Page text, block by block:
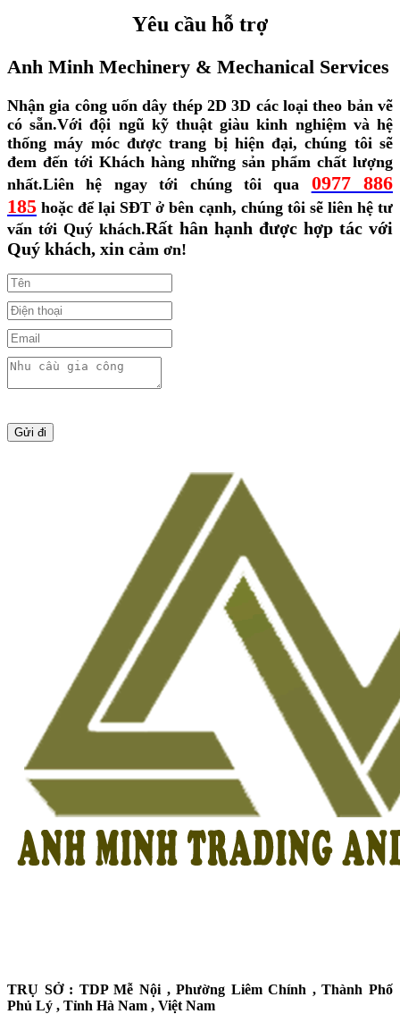
Yêu cầu hỗ trợ
Anh Minh Mechinery & Mechanical Services
Nhận gia công uốn dây thép 2D 3D các loại theo bản vẽ
có sẵn.Với đội ngũ kỹ thuật giàu kinh nghiệm và hệ
thống máy móc được trang bị hiện đại, chúng tôi sẽ
đem đến tới Khách hàng những sản phẩm chất lượng
nhất.Liên hệ ngay tới chúng tôi qua 0977 886
185 hoặc để lại SĐT ở bên cạnh, chúng tôi sẽ liên hệ tư
vấn tới Quý khách.Rất hân hạnh được hợp tác với
Quý khách, xin cảm ơn!
Gửi đi
TRỤ SỞ : TDP Mễ Nội , Phường Liêm Chính , Thành Phố
Phủ Lý , Tỉnh Hà Nam , Việt Nam